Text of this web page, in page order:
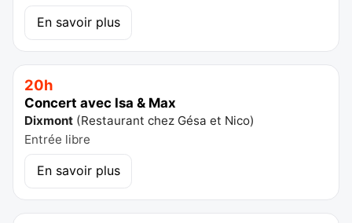
En savoir plus
20h
Concert avec Isa & Max
Dixmont (Restaurant chez Gésa et Nico)
Entrée libre
En savoir plus